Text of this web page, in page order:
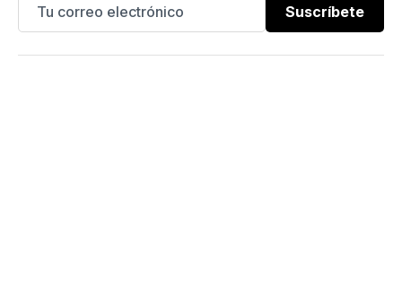
Suscríbete